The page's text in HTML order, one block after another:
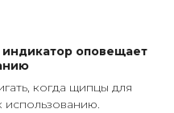
оповещает
когда щипцы для
использованию.